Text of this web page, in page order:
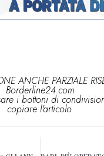
ANCHE PARZIALE
Borderline24.com
i bottoni di
copiare l'articolo.